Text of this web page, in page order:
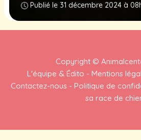
Publié le 31 décembre 2024 à
Copyright ©
L'équipe & Édito - Mentions
Contactez-nous - Politique de
sa race de